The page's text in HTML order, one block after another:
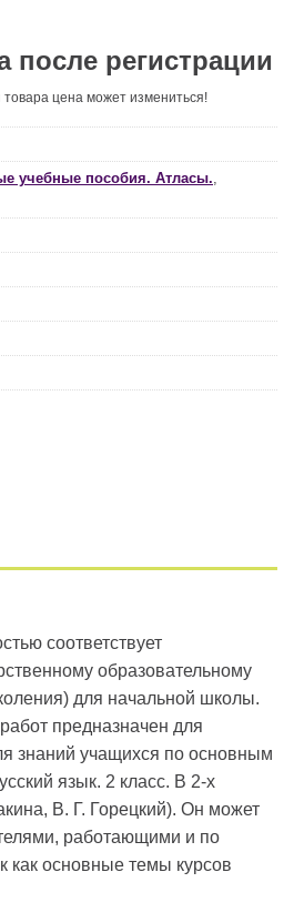
после регистрации
цена может измениться!
учебные пособия. Атласы.
соответствует
образовательному
для начальной школы.
предназначен для
знаний учащихся по основным
язык. 2 класс. В 2-х
В. Г. Горецкий). Он может
работающими и по
как основные темы курсов